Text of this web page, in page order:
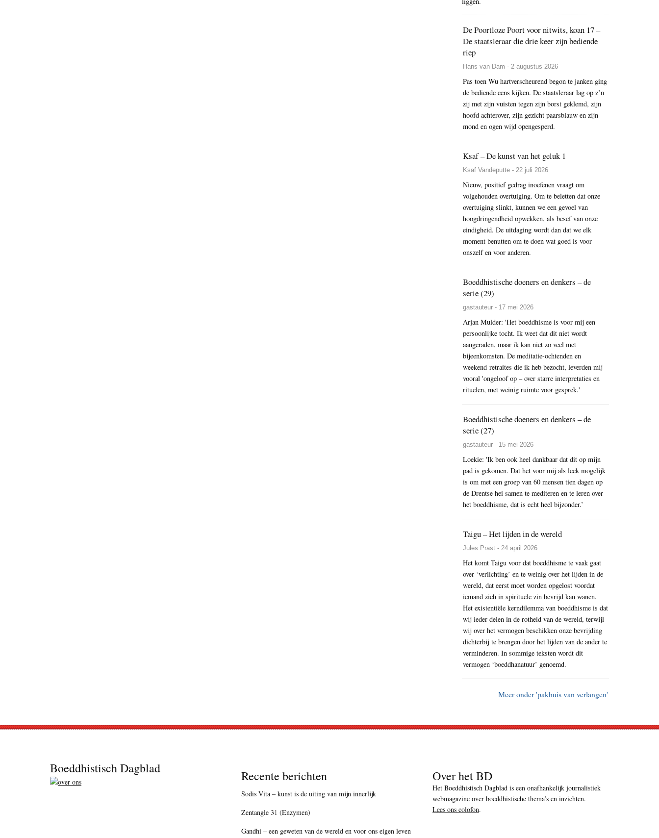
De Poortloze Poort voor nitwits, koan 17 –
De staatsleraar die drie keer zijn bediende
riep
Hans van Dam - 2 augustus 2026
Pas toen Wu hartverscheurend begon te janken ging
de bediende eens kijken. De staatsleraar lag op z’n
zij met zijn vuisten tegen zijn borst geklemd, zijn
hoofd achterover, zijn gezicht paarsblauw en zijn
mond en ogen wijd opengesperd.
Ksaf – De kunst van het geluk 1
Ksaf Vandeputte - 22 juli 2026
Nieuw, positief gedrag inoefenen vraagt om
volgehouden overtuiging. Om te beletten dat onze
overtuiging slinkt, kunnen we een gevoel van
hoogdringendheid opwekken, als besef van onze
eindigheid. De uitdaging wordt dan dat we elk
moment benutten om te doen wat goed is voor
onszelf en voor anderen.
Boeddhistische doeners en denkers – de
serie (29)
gastauteur - 17 mei 2026
Arjan Mulder: 'Het boeddhisme is voor mij een
persoonlijke tocht. Ik weet dat dit niet wordt
aangeraden, maar ik kan niet zo veel met
bijeenkomsten. De meditatie-ochtenden en
weekend-retraites die ik heb bezocht, leverden mij
vooral 'ongeloof op – over starre interpretaties en
rituelen, met weinig ruimte voor gesprek.'
Boeddhistische doeners en denkers – de
serie (27)
gastauteur - 15 mei 2026
Loekie: 'Ik ben ook heel dankbaar dat dit op mijn
pad is gekomen. Dat het voor mij als leek mogelijk
is om met een groep van 60 mensen tien dagen op
de Drentse hei samen te mediteren en te leren over
het boeddhisme, dat is echt heel bijzonder.’
Taigu – Het lijden in de wereld
Jules Prast - 24 april 2026
Het komt Taigu voor dat boeddhisme te vaak gaat
over ‘verlichting’ en te weinig over het lijden in de
wereld, dat eerst moet worden opgelost voordat
iemand zich in spirituele zin bevrijd kan wanen.
Het existentiële kerndilemma van boeddhisme is dat
wij ieder delen in de rotheid van de wereld, terwijl
wij over het vermogen beschikken onze bevrijding
dichterbij te brengen door het lijden van de ander te
verminderen. In sommige teksten wordt dit
vermogen ‘boeddhanatuur’ genoemd.
Meer onder 'pakhuis van verlangen'
Boeddhistisch Dagblad Recente berichten
Sodis Vita – kunst is de uiting van mijn innerlijk
Zentangle 31 (Enzymen)
Gandhi – een geweten van de wereld en voor ons eigen leven
Over het BD
Het Boeddhistisch Dagblad is een onafhankelijk journalistiek
webmagazine over boeddhistische thema’s en inzichten.
Lees ons colofon.